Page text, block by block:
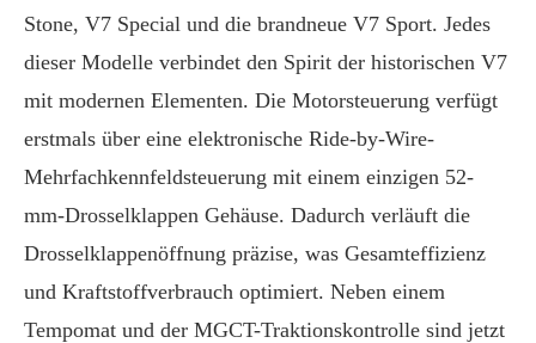
Stone, V7 Special und die brandneue V7 Sport. Jedes
dieser Modelle verbindet den Spirit der historischen V7
mit modernen Elementen. Die Motorsteuerung verfügt
erstmals über eine elektronische Ride-by-Wire-
Mehrfachkennfeldsteuerung mit einem einzigen 52-
mm-Drosselklappen Gehäuse. Dadurch verläuft die
Drosselklappenöffnung präzise, was Gesamteffizienz
und Kraftstoffverbrauch optimiert. Neben einem
Tempomat und der MGCT-Traktionskontrolle sind jetzt